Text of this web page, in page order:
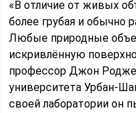
«В отличие от живых
более грубая и обычно
Любые природные
искривлённую
профессор Джон
университета Урбан-
своей лаборатории он